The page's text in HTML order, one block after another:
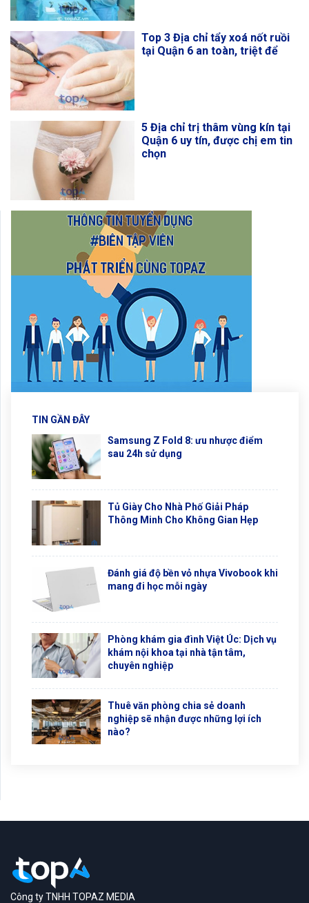
Top 3 Địa chỉ tẩy xoá nốt ruồi
tại Quận 6 an toàn, triệt để
5 Địa chỉ trị thâm vùng kín tại
Quận 6 uy tín, được chị em tin
chọn
TIN GẦN ĐÂY
Samsung Z Fold 8: ưu nhược điểm
sau 24h sử dụng
Tủ Giày Cho Nhà Phố Giải Pháp
Thông Minh Cho Không Gian Hẹp
Đánh giá độ bền vỏ nhựa Vivobook khi
mang đi học mỗi ngày
Phòng khám gia đình Việt Úc: Dịch vụ
khám nội khoa tại nhà tận tâm,
chuyên nghiệp
Thuê văn phòng chia sẻ doanh
nghiệp sẽ nhận được những lợi ích
nào?
Công ty TNHH TOPAZ MEDIA